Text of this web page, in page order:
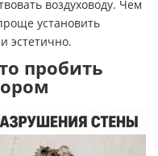
воздуховоду. Чем
установить
эстетично.
пробить